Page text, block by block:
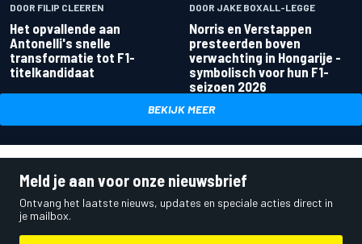
DOOR FILIP CLEEREN
Het opvallende aan
Antonelli's snelle
transformatie tot F1-
titelkandidaat
DOOR JAKE BOXALL-LEGGE
Norris en Verstappen
presteerden boven
verwachting in Hongarije -
symbolisch voor hun F1-
seizoen 2026
BEKIJK MEER
Meld je aan voor onze nieuwsbrief
Ontvang het laatste nieuws, updates en speciale acties direct in
je mailbox.